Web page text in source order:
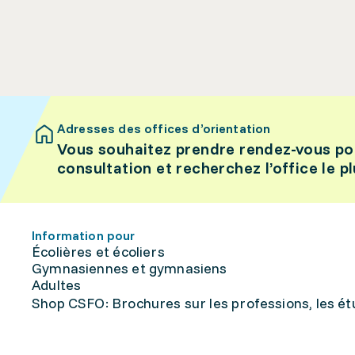
Adresses des offices d’orientation
Vous souhaitez prendre rendez-vous
consultation et recherchez l’office le
Information pour
Écolières et écoliers
Gymnasiennes et gymnasiens
Adultes
Shop CSFO: Brochures sur les professions, les